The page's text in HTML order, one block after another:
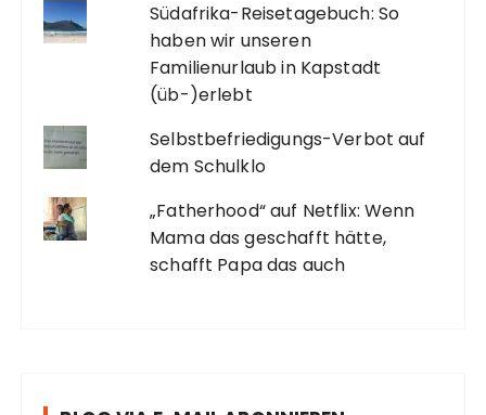
Südafrika-Reisetagebuch: So
haben wir unseren
Familienurlaub in Kapstadt
(üb-)erlebt
Selbstbefriedigungs-Verbot auf
dem Schulklo
„Fatherhood“ auf Netflix: Wenn
Mama das geschafft hätte,
schafft Papa das auch